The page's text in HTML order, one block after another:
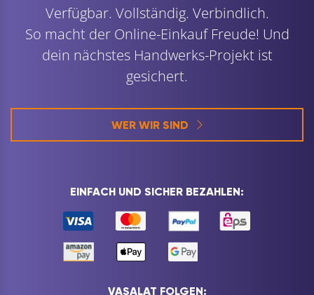
Verfügbar. Vollständig. Verbindlich.
So macht der Online-Einkauf Freude! Und
dein nächstes Handwerks-Projekt ist
gesichert.
WER WIR SIND
EINFACH UND SICHER BEZAHLEN:
VASALAT FOLGEN: